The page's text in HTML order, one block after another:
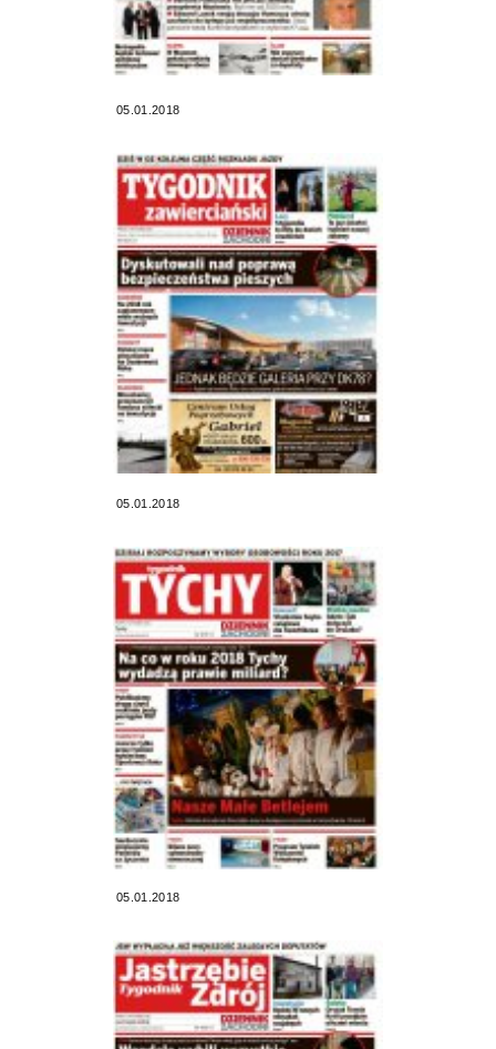
05.01.2018
05.01.2018
05.01.2018